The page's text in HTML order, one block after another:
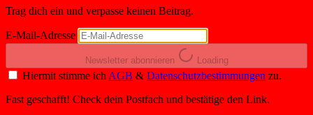
Trag dich ein und verpasse keinen Beitrag.
E-Mail-Adresse
Newsletter abonnieren Loading
Hiermit stimme ichAGB & Datenschutzbestimmungen zu.
Fast geschafft! Check dein Postfach und bestätige den Link.